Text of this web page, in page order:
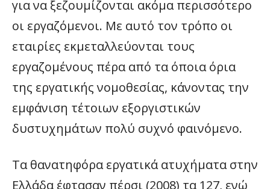
για να ξεζουμίζονται ακόμα περισσότερο
οι εργαζόμενοι. Με αυτό τον τρόπο οι
εταιρίες εκμεταλλεύονται τους
εργαζομένους πέρα από τα όποια όρια
της εργατικής νομοθεσίας, κάνοντας την
εμφάνιση τέτοιων εξοργιστικών
δυστυχημάτων πολύ συχνό φαινόμενο.
Τα θανατηφόρα εργατικά ατυχήματα στην
Ελλάδα έφτασαν πέρσι (2008) τα 127, ενώ